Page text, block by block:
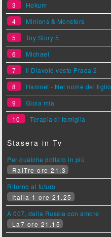
3
Hokum
4
Minions & Monsters
5
Toy Story 5
6
Michael
7
Il Diavolo veste Prada 2
8
Hamnet - Nel nome del figlio
9
Gioia mia
10
Terapia di famiglia
Stasera in Tv
Per qualche dollaro in più
RaiTre ore 21.3
Ritorno al futuro
Italia 1 ore 21.25
A 007, dalla Russia con amore
La7 ore 21.15